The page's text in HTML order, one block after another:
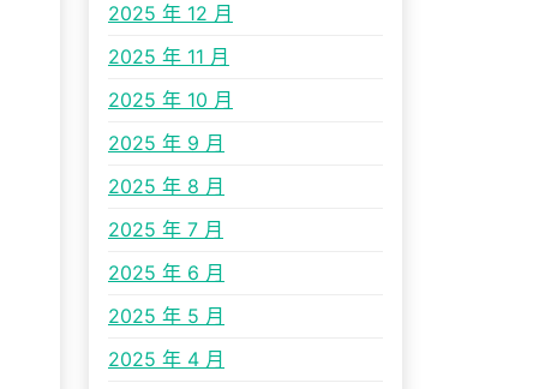
2025 年 12 月
2025 年 11 月
2025 年 10 月
2025 年 9 月
2025 年 8 月
2025 年 7 月
2025 年 6 月
2025 年 5 月
2025 年 4 月